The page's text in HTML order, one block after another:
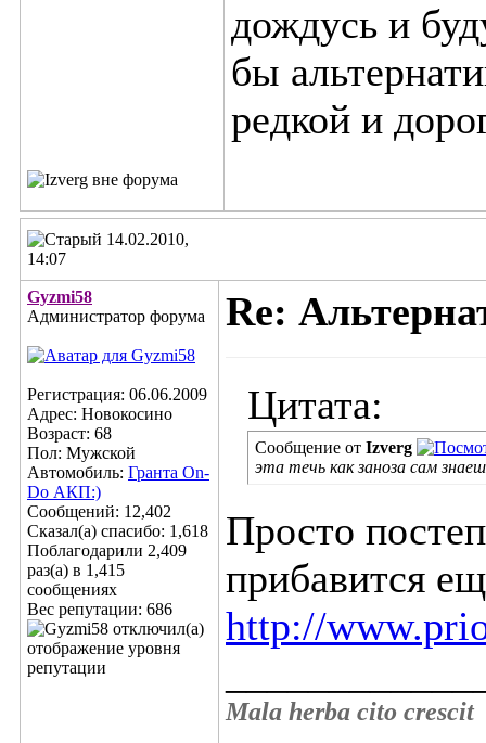
дождусь и
бы
редкой и
14.02.2010,
14:07
Gyzmi58
Администратор форума
Регистрация: 06.06.2009
Адрес: Новокосино
Возраст: 68
Пол: Мужской
Автомобиль: Гранта On-
Do АКП:)
Сообщений: 12,402
Сказал(а) спасибо: 1,618
Поблагодарили 2,409
раз(а) в 1,415
сообщениях
Вес репутации: 686
Re:
Цитата:
Сообщение от Izverg
эта течь как заноза сам
Просто
прибавится
http://
Mala herba cito crescit